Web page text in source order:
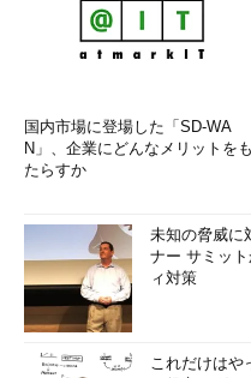
国内市場に登場した「SD-WA
N」、企業にどんなメリットをも
たらすか
未知の脅威
ナー サミッ
ィ対策
これだけはや